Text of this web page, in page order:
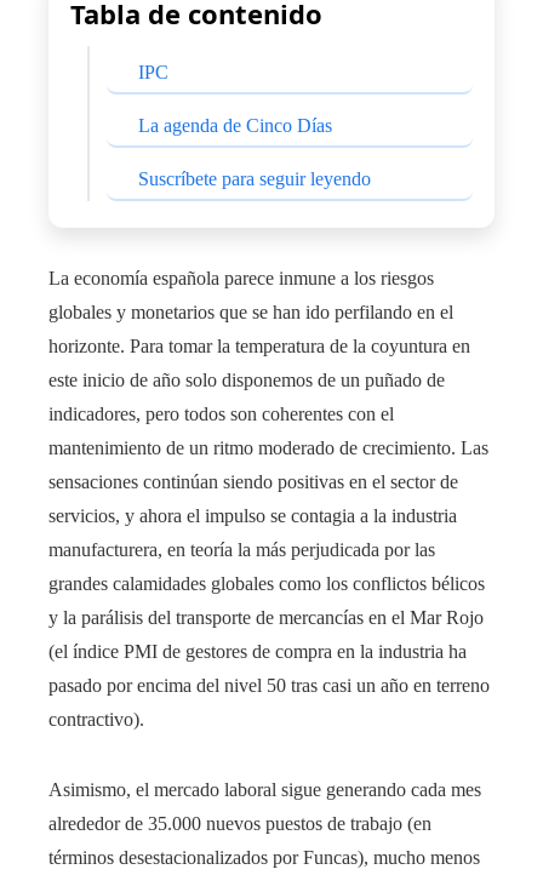
Tabla de contenido
IPC
La agenda de Cinco Días
Suscríbete para seguir leyendo
La economía española parece inmune a los riesgos
globales y monetarios que se han ido perfilando en el
horizonte. Para tomar la temperatura de la coyuntura en
este inicio de año solo disponemos de un puñado de
indicadores, pero todos son coherentes con el
mantenimiento de un ritmo moderado de crecimiento. Las
sensaciones continúan siendo positivas en el sector de
servicios, y ahora el impulso se contagia a la industria
manufacturera, en teoría la más perjudicada por las
grandes calamidades globales como los conflictos bélicos
y la parálisis del transporte de mercancías en el Mar Rojo
(el índice PMI de gestores de compra en la industria ha
pasado por encima del nivel 50 tras casi un año en terreno
contractivo).
Asimismo, el mercado laboral sigue generando cada mes
alrededor de 35.000 nuevos puestos de trabajo (en
términos desestacionalizados por Funcas), mucho menos